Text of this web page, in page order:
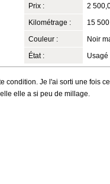
Prix : 2
Kilométrage : 15
Couleur : Noir
État : Usagé
condition. Je l'ai sorti une fois
elle a si peu de millage.